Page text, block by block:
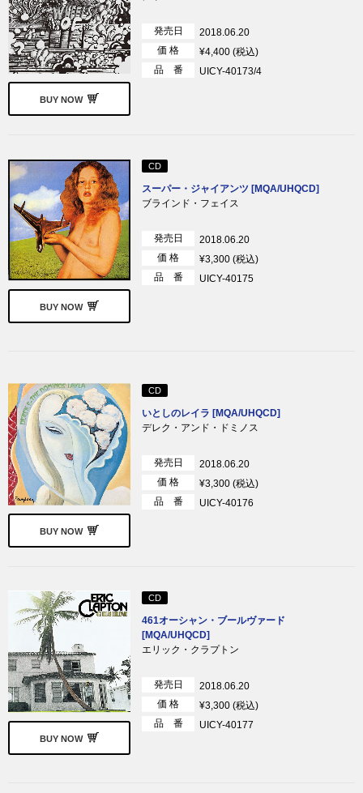
BUY NOW
発売日
2018.06.20
価 格
¥4,400 (税込)
品 番
UICY-40173/4
BUY NOW
CD
スーパー・ジャイアンツ [MQA/UHQCD]
ブラインド・フェイス
発売日
2018.06.20
価 格
¥3,300 (税込)
品 番
UICY-40175
BUY NOW
CD
いとしのレイラ [MQA/UHQCD]
デレク・アンド・ドミノス
発売日
2018.06.20
価 格
¥3,300 (税込)
品 番
UICY-40176
BUY NOW
CD
461オーシャン・ブールヴァード
[MQA/UHQCD]
エリック・クラプトン
発売日
2018.06.20
価 格
¥3,300 (税込)
品 番
UICY-40177